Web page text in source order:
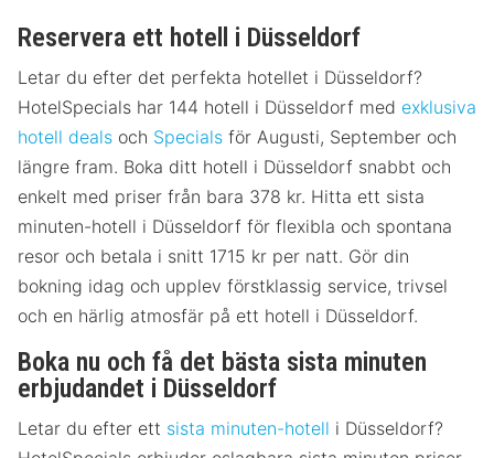
Reservera ett hotell i Düsseldorf
Letar du efter det perfekta hotellet i Düsseldorf?
HotelSpecials har 144 hotell i Düsseldorf med exklusiva
hotell deals och Specials för Augusti, September och
längre fram. Boka ditt hotell i Düsseldorf snabbt och
enkelt med priser från bara 378 kr. Hitta ett sista
minuten-hotell i Düsseldorf för flexibla och spontana
resor och betala i snitt 1715 kr per natt. Gör din
bokning idag och upplev förstklassig service, trivsel
och en härlig atmosfär på ett hotell i Düsseldorf.
Boka nu och få det bästa sista minuten
erbjudandet i Düsseldorf
Letar du efter ett sista minuten-hotell i Düsseldorf?